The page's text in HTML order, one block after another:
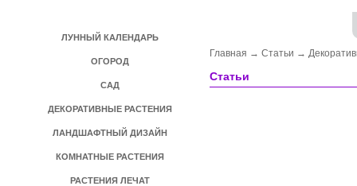
ЛУННЫЙ КАЛЕНДАРЬ
ОГОРОД
САД
ДЕКОРАТИВНЫЕ РАСТЕНИЯ
ЛАНДШАФТНЫЙ ДИЗАЙН
КОМНАТНЫЕ РАСТЕНИЯ
РАСТЕНИЯ ЛЕЧАТ
Главная → Статьи →
Статьи